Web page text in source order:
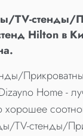
TV-стенды/
Hilton в
Home -
хорошее
TV-стенды/